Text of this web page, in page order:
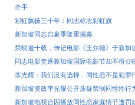
牵手
彩虹飘扬三十年：同志标志彩虹旗
新加坡同志自豪季隆重揭幕
禁映逾十载，传记电影《王尔德》于新加
同志电影竞逐新加坡国际电影节却不得公
李光耀：我们没有选择，同性恋不是犯罪
新加坡资政李光耀公开质疑禁制同性性行
新加坡电视台因播放同性恋家庭情节遭罚